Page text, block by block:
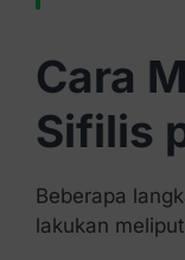
Cara
Sifilis
Beberapa
lakukan